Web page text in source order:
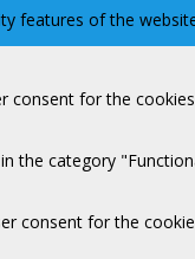
features of the
consent for the
the category
consent for the